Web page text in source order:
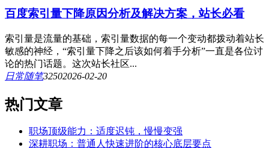
百度索引量下降原因分析及解决方案，站长必看
索引量是流量的基础，索引量数据的每一个变动都拨动着站长
敏感的神经，“索引量下降之后该如何着手分析”一直是各位讨
论的热门话题。这次站长社区...
日常随笔32502026-02-20
热门文章
职场顶级能力：适度迟钝，慢慢变强
深耕职场：普通人快速进阶的核心底层要点